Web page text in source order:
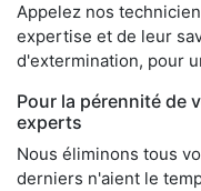
Appelez nos
expertise et de leur
d'extermination, pour
Pour la pérennité de
experts
Nous éliminons tous
derniers n'aient le